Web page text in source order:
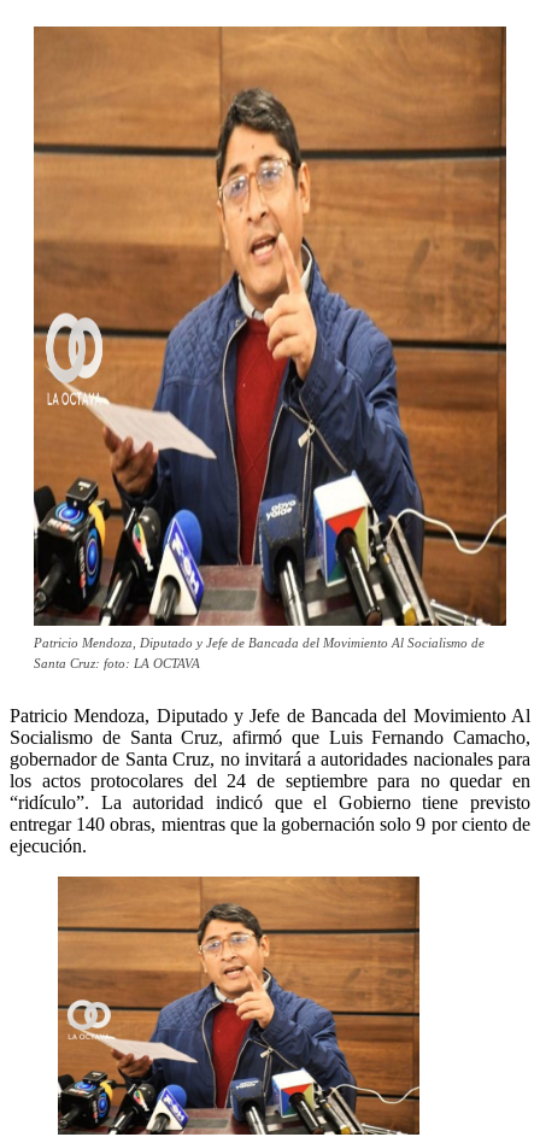
Patricio Mendoza, Diputado y Jefe de Bancada del Movimiento Al Socialismo de
Santa Cruz: foto: LA OCTAVA
Patricio Mendoza, Diputado y Jefe de Bancada del Movimiento Al
Socialismo de Santa Cruz, afirmó que Luis Fernando Camacho,
gobernador de Santa Cruz, no invitará a autoridades nacionales para
los actos protocolares del 24 de septiembre para no quedar en
“ridículo”. La autoridad indicó que el Gobierno tiene previsto
entregar 140 obras, mientras que la gobernación solo 9 por ciento de
ejecución.